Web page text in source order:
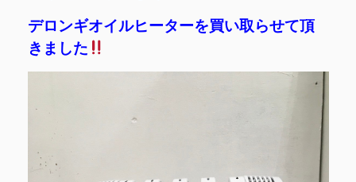
デロンギオイルヒーターを買い取らせて頂
きました